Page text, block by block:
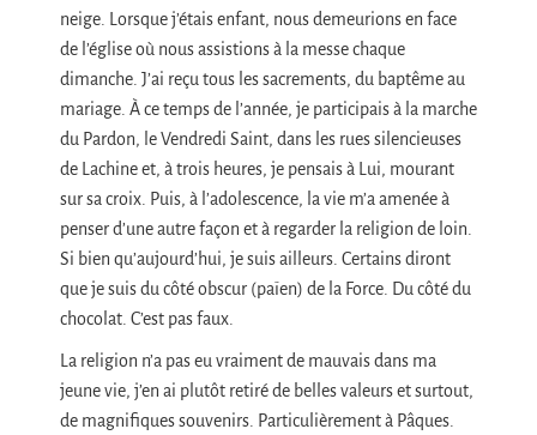
neige. Lorsque j’étais enfant, nous demeurions en face
de l’église où nous assistions à la messe chaque
dimanche. J’ai reçu tous les sacrements, du baptême au
mariage. À ce temps de l’année, je participais à la marche
du Pardon, le Vendredi Saint, dans les rues silencieuses
de Lachine et, à trois heures, je pensais à Lui, mourant
sur sa croix. Puis, à l’adolescence, la vie m’a amenée à
penser d’une autre façon et à regarder la religion de loin.
Si bien qu’aujourd’hui, je suis ailleurs. Certains diront
que je suis du côté obscur (païen) de la Force. Du côté du
chocolat. C’est pas faux.
La religion n’a pas eu vraiment de mauvais dans ma
jeune vie, j’en ai plutôt retiré de belles valeurs et surtout,
de magnifiques souvenirs. Particulièrement à Pâques.